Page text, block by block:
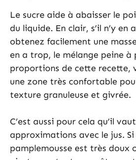
Le sucre aide à abaisser le
du liquide. En clair, s’il n’y en
obtenez facilement une
en a trop, le mélange peine à
proportions de cette recette,
une zone très confortable
texture granuleuse et givrée.
C’est aussi pour cela qu’il
approximations avec le jus.
pamplemousse est très doux